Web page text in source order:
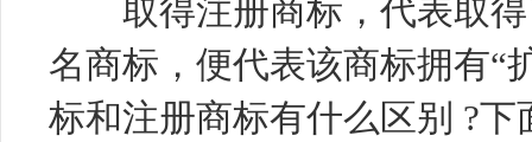
取得注册商标，代表取得
名商标，便代表该商标拥有“
标和注册商标有什么区别 ?